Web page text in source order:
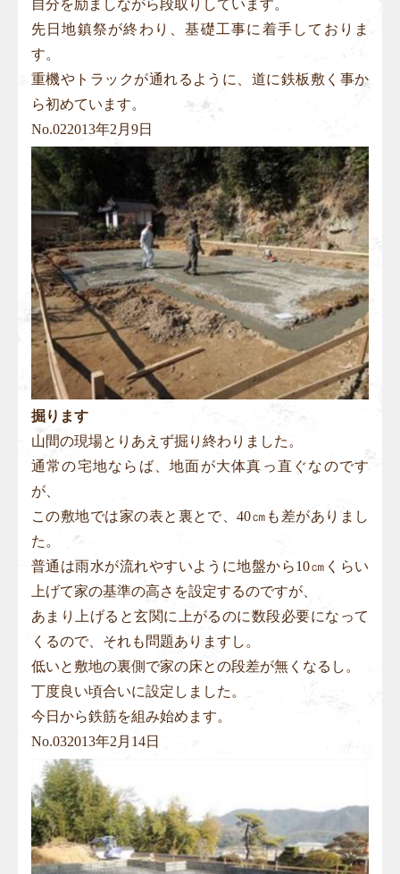
自分を励ましながら段取りしています。
先日地鎮祭が終わり、基礎工事に着手しておりま
す。
重機やトラックが通れるように、道に鉄板敷く事か
ら初めています。
No.022013年2月9日
掘ります
山間の現場とりあえず掘り終わりました。
通常の宅地ならば、地面が大体真っ直ぐなのです
が、
この敷地では家の表と裏とで、40㎝も差がありまし
た。
普通は雨水が流れやすいように地盤から10㎝くらい
上げて家の基準の高さを設定するのですが、
あまり上げると玄関に上がるのに数段必要になって
くるので、それも問題ありますし。
低いと敷地の裏側で家の床との段差が無くなるし。
丁度良い頃合いに設定しました。
今日から鉄筋を組み始めます。
No.032013年2月14日